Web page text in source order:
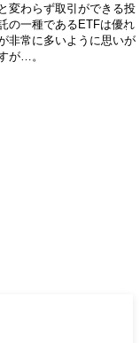
変わらず取引ができる投
の一種であるETFは優れ
非常に多いように思いが
が…。